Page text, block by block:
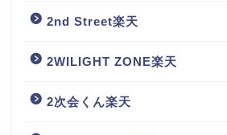
2nd Street楽天
2WILIGHT ZONE楽天
2次会くん楽天